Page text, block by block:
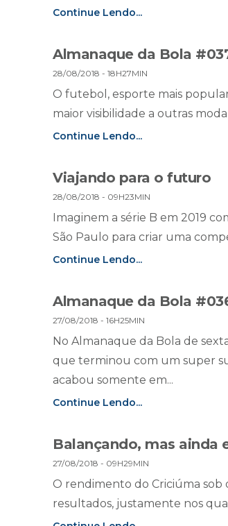
Continue Lendo...
Almanaque da Bola
28/08/2018 - 18H27MIN
O futebol, esporte mais
maior visibilidade a outras
Continue Lendo...
Viajando para o futuro
28/08/2018 - 09H23MIN
Imaginem a série B em 2019
São Paulo para criar uma
Continue Lendo...
Almanaque da Bola
27/08/2018 - 16H25MIN
No Almanaque da Bola de
que terminou com um super
acabou somente em...
Continue Lendo...
Balançando, mas ainda
27/08/2018 - 09H29MIN
O rendimento do Criciúma
resultados, justamente nos